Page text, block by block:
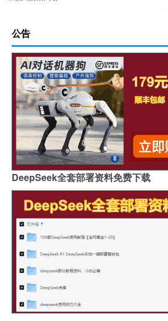
公告
DeepSeek全套部署资料免费下载